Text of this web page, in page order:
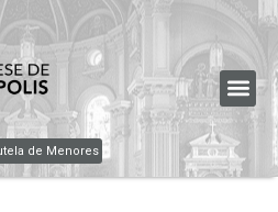
de Menores